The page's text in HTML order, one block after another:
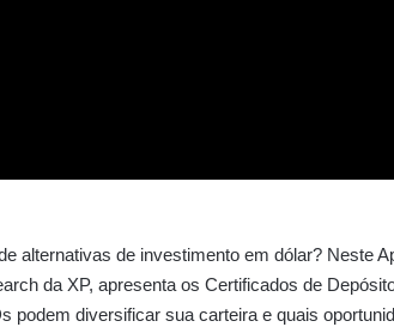
alternativas de investimento em dólar? Neste
da XP, apresenta os Certificados de
podem diversificar sua carteira e quais